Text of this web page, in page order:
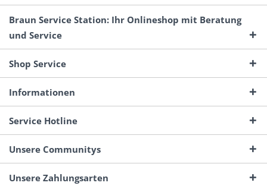
Braun Service Station: Ihr Onlineshop mit Beratung
und Service
Shop Service
Informationen
Service Hotline
Unsere Communitys
Unsere Zahlungsarten